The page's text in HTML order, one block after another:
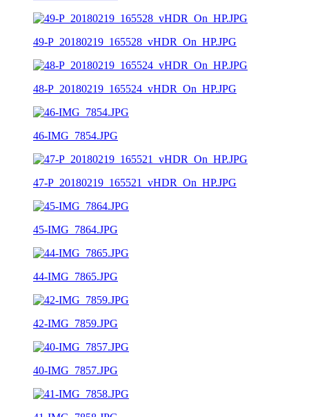
49-P_20180219_165528_vHDR_On_HP.JPG
48-P_20180219_165524_vHDR_On_HP.JPG
46-IMG_7854.JPG
47-P_20180219_165521_vHDR_On_HP.JPG
45-IMG_7864.JPG
44-IMG_7865.JPG
42-IMG_7859.JPG
40-IMG_7857.JPG